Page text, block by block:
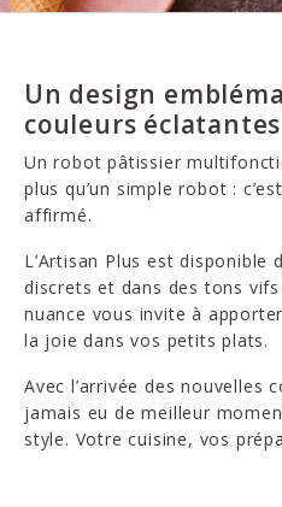
Un design
couleurs éclatantes
Un robot pâtissier
plus qu’un simple robot :
affirmé.
L’Artisan Plus est disponible
discrets et dans des tons
nuance vous invite à
la joie dans vos petits plats.
Avec l’arrivée des nouvelles
jamais eu de meilleur
style. Votre cuisine, vos